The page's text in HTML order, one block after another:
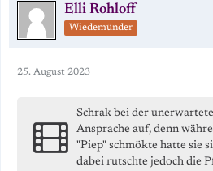
Elli Rohloff
Wiedemünder
25. August 2023
Schrak bei der
Ansprache auf, denn
"Piep" schmökte hatte sie
dabei rutschte jedoch die